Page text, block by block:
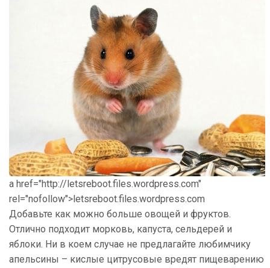
a href="http://letsreboot.files.wordpress.com"
rel="nofollow">letsreboot.files.wordpress.com
Добавьте как можно больше овощей и фруктов.
Отлично подходит морковь, капуста, сельдерей и
яблоки. Ни в коем случае не предлагайте любимчику
апельсины – кислые цитрусовые вредят пищеварению